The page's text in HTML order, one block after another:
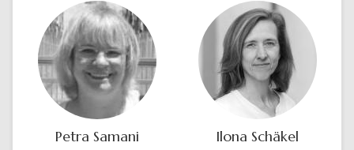
Petra Samani Ilona Schäkel